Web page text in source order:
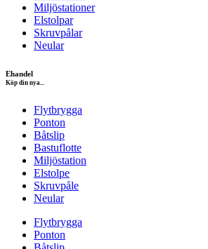
Miljöstationer
Elstolpar
Skruvpålar
Neular
Ehandel
Köp din nya...
Flytbrygga
Ponton
Båtslip
Bastuflotte
Miljöstation
Elstolpe
Skruvpåle
Neular
Flytbrygga
Ponton